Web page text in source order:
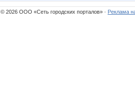
© 2026 ООО «Сеть городских порталов» · Реклама